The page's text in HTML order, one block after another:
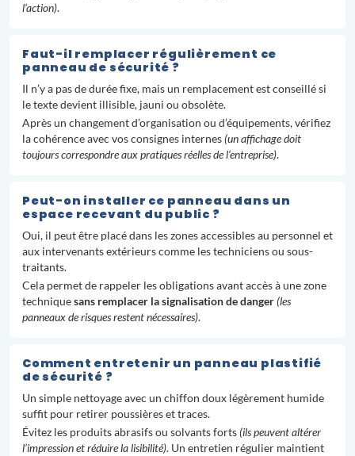
l’action).
Faut-il remplacer régulièrement ce
panneau de sécurité ?
Il n’y a pas de durée fixe, mais un remplacement est conseillé si
le texte devient illisible, jauni ou obsolète.
Après un changement d’organisation ou d’équipements, vérifiez
la cohérence avec vos consignes internes(un affichage doit
toujours correspondre aux pratiques réelles de l’entreprise).
Peut-on installer ce panneau dans un
espace recevant du public ?
Oui, il peut être placé dans les zones accessibles au personnel et
aux intervenants extérieurs comme les techniciens ou sous-
traitants.
Cela permet de rappeler les obligations avant accès à une zone
techniquesans remplacer la signalisation de danger(les
panneaux de risques restent nécessaires).
Comment entretenir un panneau plastifié
de sécurité ?
Un simple nettoyage avec un chiffon doux légèrement humide
suffit pour retirer poussières et traces.
Évitez les produits abrasifs ou solvants forts(ils peuvent altérer
l’impression et réduire la lisibilité). Un entretien régulier maintient